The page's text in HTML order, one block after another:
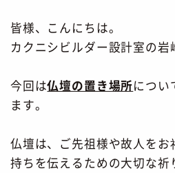
皆様、こんにちは。
カクニシビルダー設計室の岩
今回は仏壇の置き場所につい
ます。
仏壇は、ご先祖様や故人をお
持ちを伝えるための大切な祈